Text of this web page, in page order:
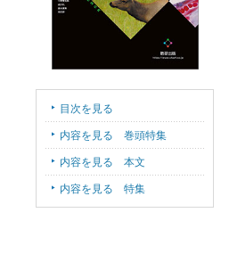
目次を見る
内容を見る 巻頭特集
内容を見る 本文
内容を見る 特集